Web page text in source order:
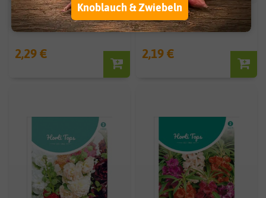
Stockrose Stars Mischung
2,29 €
Stockmalve Summer Carnival
2,19 €
Knoblauch & Zwiebeln